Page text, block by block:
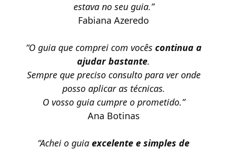
estava no seu guia.”
Fabiana Azeredo
“O guia que comprei com vocês continua a
ajudar bastante.
Sempre que preciso consulto para ver onde
posso aplicar as técnicas.
O vosso guia cumpre o prometido.”
Ana Botinas
“Achei o guia excelente e simples de